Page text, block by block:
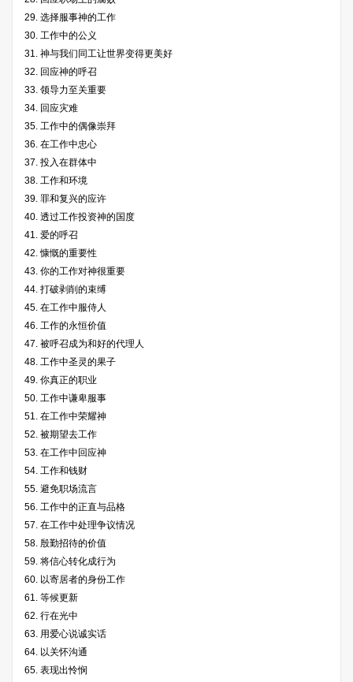
29. 选择服事神的工作
30. 工作中的公义
31. 神与我们同工让世界变得更美好
32. 回应神的呼召
33. 领导力至关重要
34. 回应灾难
35. 工作中的偶像崇拜
36. 在工作中忠心
37. 投入在群体中
38. 工作和环境
39. 罪和复兴的应许
40. 透过工作投资神的国度
41. 爱的呼召
42. 慷慨的重要性
43. 你的工作对神很重要
44. 打破剥削的束缚
45. 在工作中服侍人
46. 工作的永恒价值
47. 被呼召成为和好的代理人
48. 工作中圣灵的果子
49. 你真正的职业
50. 工作中谦卑服事
51. 在工作中荣耀神
52. 被期望去工作
53. 在工作中回应神
54. 工作和钱财
55. 避免职场流言
56. 工作中的正直与品格
57. 在工作中处理争议情况
58. 殷勤招待的价值
59. 将信心转化成行为
60. 以寄居者的身份工作
61. 等候更新
62. 行在光中
63. 用爱心说诚实话
64. 以关怀沟通
65. 表现出怜悯